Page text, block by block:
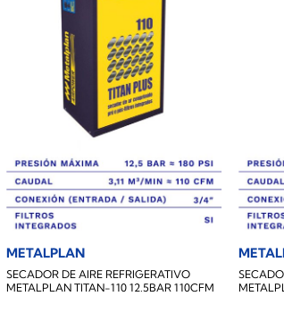
METALPLAN
SECADOR DE AIRE REFRIGERATIVO
METALPLAN TITAN-110 12.5BAR 110CFM